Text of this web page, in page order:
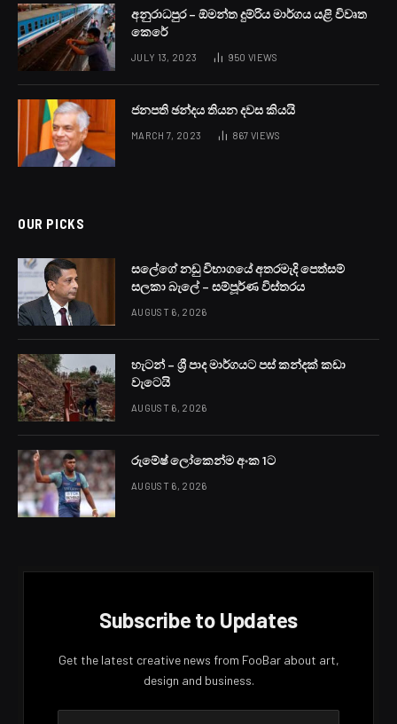
අනුරාධපුර – ඕමන්ත දුම්රිය මාර්ගය යළි විවෘත
කෙරේ
JULY 13, 2023 950 VIEWS
ජනපති ඡන්දය තියන දවස කියයි
MARCH 7, 2023 867 VIEWS
OUR PICKS
සලේගේ නඩු විභාගයේ අතරමැදි පෙත්සම්
සලකා බැලේ – සම්පූර්ණ විස්තරය
AUGUST 6, 2026
හැටන් – ශ්‍රී පාද මාර්ගයට පස් කන්දක් කඩා
වැටෙයි
AUGUST 6, 2026
රුමේෂ් ලෝකෙන්ම අංක 1ට
AUGUST 6, 2026
Subscribe to Updates
Get the latest creative news from FooBar about art,
design and business.